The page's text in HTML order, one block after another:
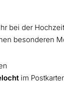
bei der
besonderen
im